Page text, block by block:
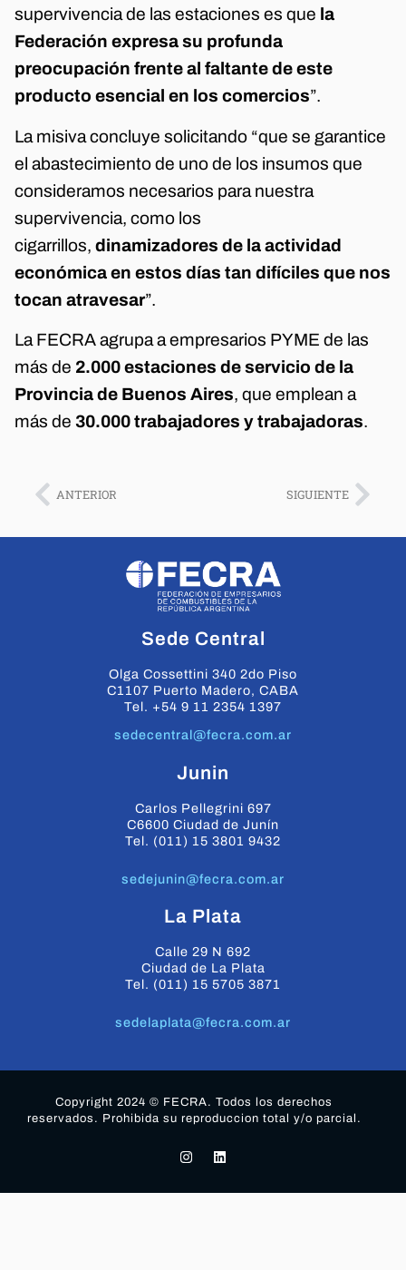
supervivencia de las estaciones es que la
Federación expresa su profunda
preocupación frente al faltante de este
producto esencial en los comercios”.
La misiva concluye solicitando “que se garantice
el abastecimiento de uno de los insumos que
consideramos necesarios para nuestra
supervivencia, como los
cigarrillos, dinamizadores de la actividad
económica en estos días tan difíciles que nos
tocan atravesar”.
La FECRA agrupa a empresarios PYME de las
más de 2.000 estaciones de servicio de la
Provincia de Buenos Aires, que emplean a
más de 30.000 trabajadores y trabajadoras.
ANTERIOR SIGUIENTE
Sede Central
Olga Cossettini 340 2do Piso
C1107 Puerto Madero, CABA
Tel. +54 9 11 2354 1397
sedecentral@fecra.com.ar
Junin
Carlos Pellegrini 697
C6600 Ciudad de Junín
Tel. (011) 15 3801 9432
sedejunin@fecra.com.ar
La Plata
Calle 29 N 692
Ciudad de La Plata
Tel. (011) 15 5705 3871
sedelaplata@fecra.com.ar
Copyright 2024 © FECRA. Todos los derechos
reservados. Prohibida su reproduccion total y/o parcial.